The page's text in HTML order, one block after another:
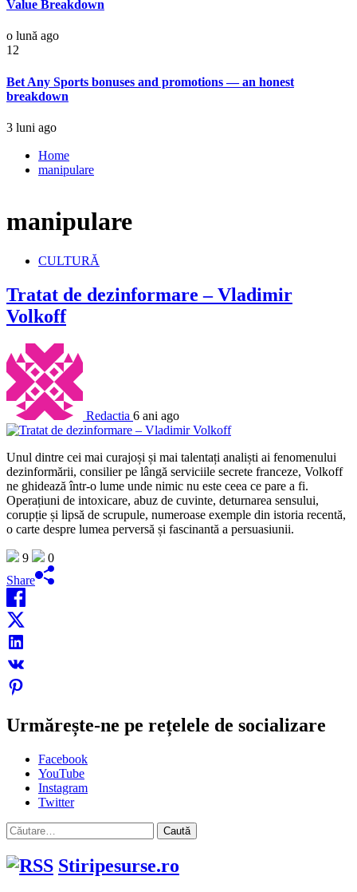
Value Breakdown
o lună ago
12
Bet Any Sports bonuses and promotions — an honest
breakdown
3 luni ago
Home
manipulare
manipulare
CULTURĂ
Tratat de dezinformare – Vladimir
Volkoff
Redactia 6 ani ago
Unul dintre cei mai curajoși și mai talentați analiști ai fenomenului
dezinformării, consilier pe lângă serviciile secrete franceze, Volkoff
ne ghidează într-o lume unde nimic nu este ceea ce pare a fi.
Operațiuni de intoxicare, abuz de cuvinte, deturnarea sensului,
corupție și lipsă de scrupule, numeroase exemple din istoria recentă,
o carte despre lumea perversă și fascinantă a persuasiunii.
9
0
Share
Urmărește-ne pe rețelele de socializare
Facebook
YouTube
Instagram
Twitter
Caută
după:
Stiripesurse.ro